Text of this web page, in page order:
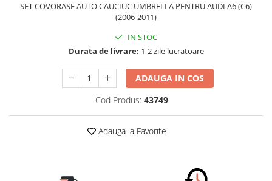
Inchidere Centralizata
Tavite Portbagaj Dedicate
Covorase Auto/ Presuri Auto
Accesorii Siguranta Auto
Incarcatoare Auto
SET COVORASE AUTO CAUCIUC UMBRELLA PENTRU AUDI A6 (C6)
(2006-2011)
IN STOC
Durata de livrare: 1-2 zile lucratoare
ADAUGA IN COS
Cod Produs: 43749
Adauga la Favorite